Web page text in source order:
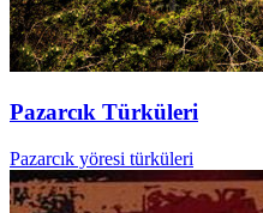
Pazarcık Türküleri
Pazarcık yöresi türküleri